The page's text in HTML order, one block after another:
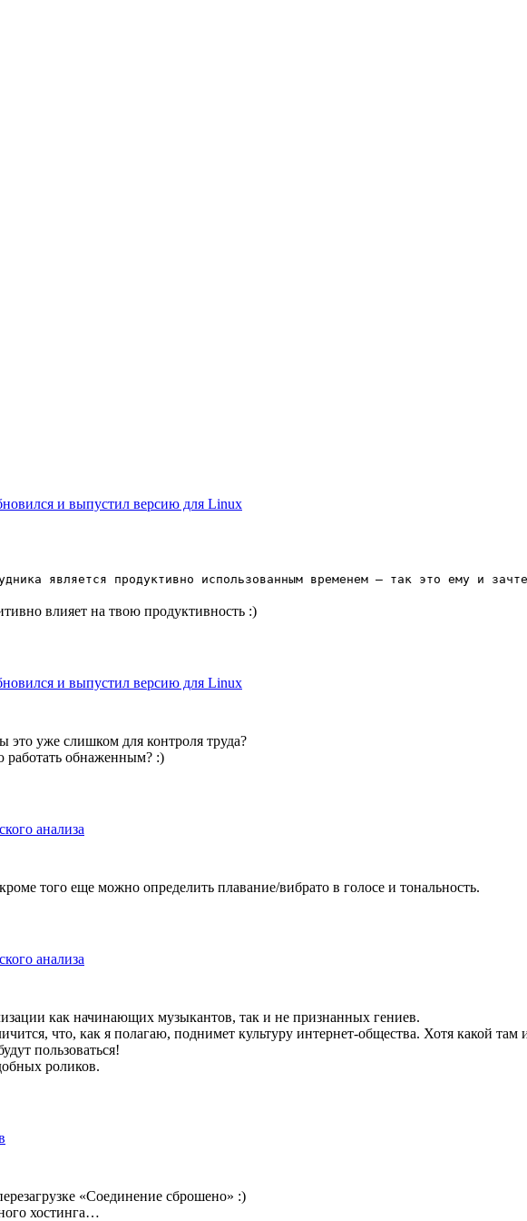
и выпустил версию для Linux
является продуктивно использованным временем – так это ему и
влияет на твою продуктивность :)
и выпустил версию для Linux
уже слишком для контроля труда?
работать обнаженным? :)
анализа
того еще можно определить плавание/вибрато в голосе и тональность.
анализа
как начинающих музыкантов, так и не признанных гениев.
что, как я полагаю, поднимет культуру интернет-общества. Хотя какой
пользоваться!
роликов.
«Соединение сброшено» :)
хостинга…